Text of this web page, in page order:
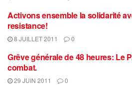
Activons ensemble la solidarité
resistance!
8 JUILLET 2011 0
Grêve générale de 48 heures: Le
combat.
29 JUIN 2011 0